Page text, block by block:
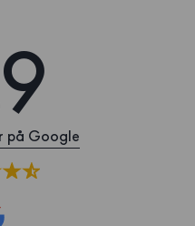
på Google